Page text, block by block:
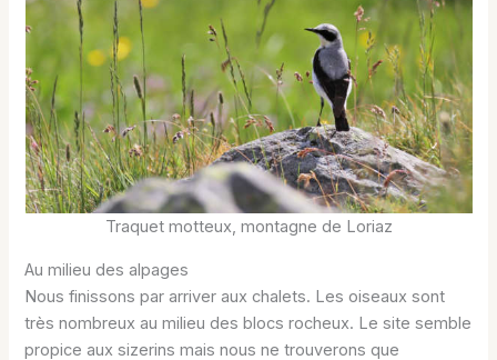
Traquet motteux, montagne de Loriaz
Au milieu des alpages
Nous finissons par arriver aux chalets. Les oiseaux sont
très nombreux au milieu des blocs rocheux. Le site semble
propice aux sizerins mais nous ne trouverons que